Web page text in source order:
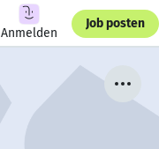
Anmelden
Job posten